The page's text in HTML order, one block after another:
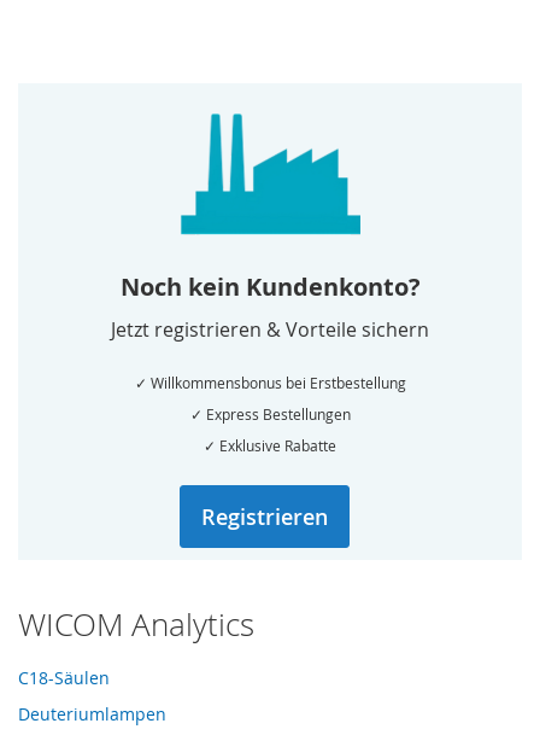
Noch kein Kundenkonto?
Jetzt registrieren & Vorteile sichern
✓ Willkommensbonus bei Erstbestellung
✓ Express Bestellungen
✓ Exklusive Rabatte
Registrieren
WICOM Analytics
C18-Säulen
Deuteriumlampen